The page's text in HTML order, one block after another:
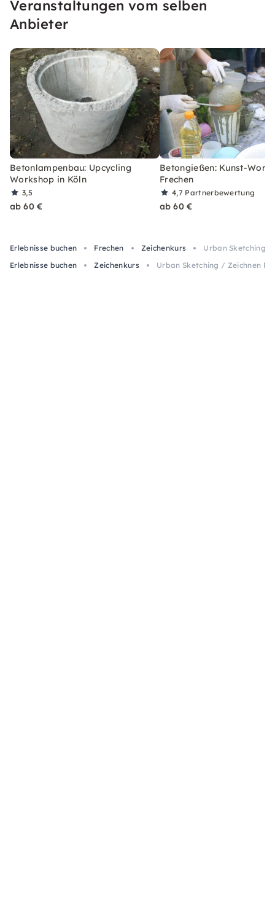
inspirierenden Atmosphäre.
Veranstaltungen vom selben
Anbieter
Betonlampenbau: Upcycling
Workshop in Köln
3,5
ab 60 €
Betongießen: Kunst-
Frechen
4,7 Partnerbewertung
ab 60 €
Erlebnisse buchen Frechen Zeichenkurs
Urban Sketching /
Erlebnisse buchen
Zeichenkurs Urban Sketching / Zeichnen